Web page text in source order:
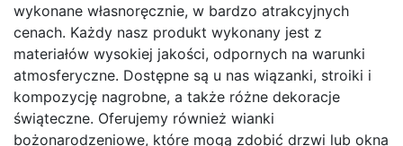
wykonane własnoręcznie, w bardzo atrakcyjnych
cenach. Każdy nasz produkt wykonany jest z
materiałów wysokiej jakości, odpornych na warunki
atmosferyczne. Dostępne są u nas wiązanki, stroiki i
kompozycję nagrobne, a także różne dekoracje
świąteczne. Oferujemy również wianki
bożonarodzeniowe, które mogą zdobić drzwi lub okna